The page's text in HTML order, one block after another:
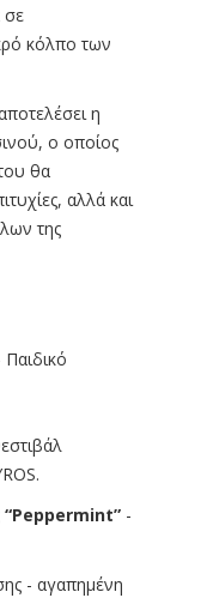
σε
κόλπο των
η
ο οποίος
θα
αλλά και
της
Παιδικό
“Peppermint” -
- αγαπημένη